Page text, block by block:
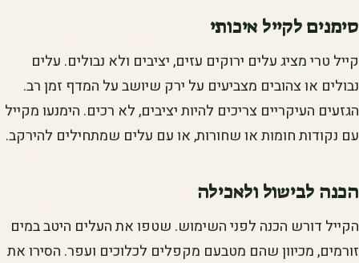
סימנים לקייל איכותי
קייל טרי מציג עלים ירוקים עזים, יציבים ולא נבולים. עלים
נבולים או צהובים מצביעים על ירק שיושב על המדף זמן רב.
הגזעים העיקריים צריכים להיות יציבים, לא רכים. הימנעו מקייל
עם נקודות חומות או שחורות, או עם עלים שמתחילים להירקב.
הכנה לבישול ולאכילה
הקייל דורש הכנה לפני השימוש. שטפו את העלים היטב במים
זורמים, מכיוון שהם מטבעם מקפלים לכלוכים ועפר. הסירו את